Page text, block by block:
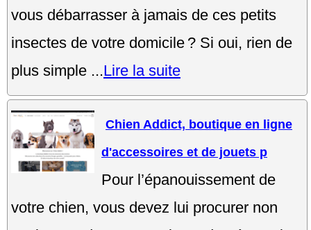
vous débarrasser à jamais de ces petits
insectes de votre domicile ? Si oui, rien de
plus simple ...Lire la suite
Chien Addict, boutique en ligne
d'accessoires et de jouets p
Pour l’épanouissement de
votre chien, vous devez lui procurer non